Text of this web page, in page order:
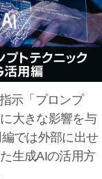
示「プロンプ
大きな影響を与
では外部に出せ
生成AIの活用方